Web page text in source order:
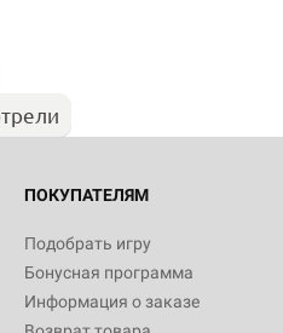
ПОКУПАТЕЛЯМ
Подобрать игру
Бонусная программа
Информация о заказе